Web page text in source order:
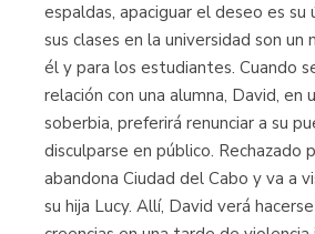
espaldas, apaciguar el deseo es su
sus clases en la universidad son
él y para los estudiantes. Cuando
relación con una alumna, David, en
soberbia, preferirá renunciar a su
disculparse en público. Rechazado
abandona Ciudad del Cabo y va a
su hija Lucy. Allí, David verá